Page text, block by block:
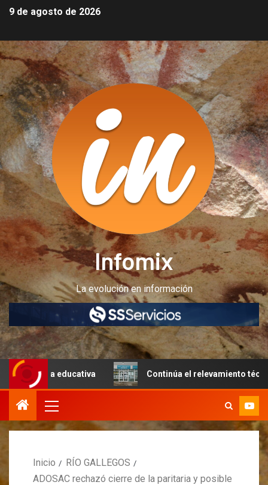
9 de agosto de 2026
Infomix
La evolución en información
educativa Continúa el relevamiento técnico en
Inicio
RÍO GALLEGOS
ADOSAC rechazó cierre de la paritaria y posible